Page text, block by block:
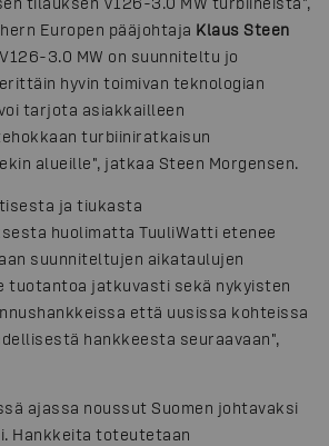
Europen pääjohtaja Klaus Steen
3.0 MW on suunniteltu jo
hyvin toimivan teknologian
tarjota asiakkailleen
turbiiniratkaisun
alueille", jatkaa Steen Morgensen.
ja tiukasta
huolimatta TuuliWatti etenee
suunniteltujen aikataulujen
tuotantoa jatkuvasti sekä nykyisten
että uusissa kohteissa
hankkeesta seuraavaan",
ajassa noussut Suomen johtavaksi
Hankkeita toteutetaan